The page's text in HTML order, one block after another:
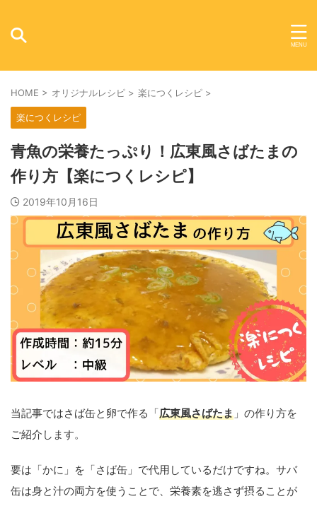
HOME > オリジナルレシピ > 楽につくレシピ >
楽につくレシピ
青魚の栄養たっぷり！広東風さばたまの
作り方【楽につくレシピ】
2019年10月16日
当記事ではさば缶と卵で作る「広東風さばたま 」の作り方を
ご紹介します。
要は「かに」を「さば缶」で代用しているだけですね。サバ
缶は身と汁の両方を使うことで、栄養素を逃さず摂ることが